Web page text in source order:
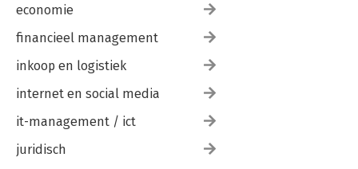
economie
financieel management
inkoop en logistiek
internet en social media
it-management / ict
juridisch